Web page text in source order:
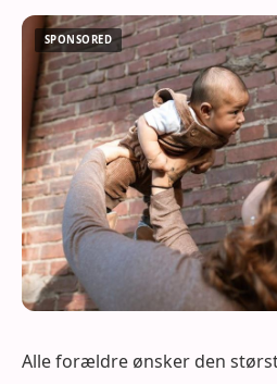
Alle forældre ønsker den